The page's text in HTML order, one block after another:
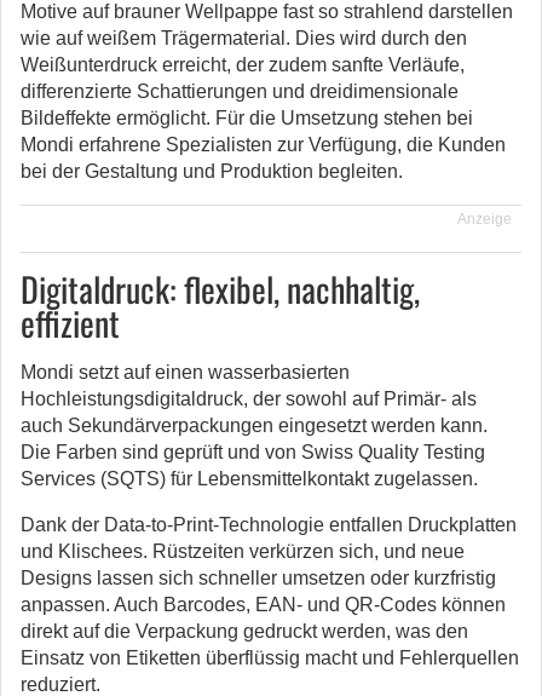
Motive auf brauner Wellpappe fast so strahlend darstellen
wie auf weißem Trägermaterial. Dies wird durch den
Weißunterdruck erreicht, der zudem sanfte Verläufe,
differenzierte Schattierungen und dreidimensionale
Bildeffekte ermöglicht. Für die Umsetzung stehen bei
Mondi erfahrene Spezialisten zur Verfügung, die Kunden
bei der Gestaltung und Produktion begleiten.
Anzeige
Digitaldruck: flexibel, nachhaltig,
effizient
Mondi setzt auf einen wasserbasierten
Hochleistungsdigitaldruck, der sowohl auf Primär- als
auch Sekundärverpackungen eingesetzt werden kann.
Die Farben sind geprüft und von Swiss Quality Testing
Services (SQTS) für Lebensmittelkontakt zugelassen.
Dank der Data-to-Print-Technologie entfallen Druckplatten
und Klischees. Rüstzeiten verkürzen sich, und neue
Designs lassen sich schneller umsetzen oder kurzfristig
anpassen. Auch Barcodes, EAN- und QR-Codes können
direkt auf die Verpackung gedruckt werden, was den
Einsatz von Etiketten überflüssig macht und Fehlerquellen
reduziert.